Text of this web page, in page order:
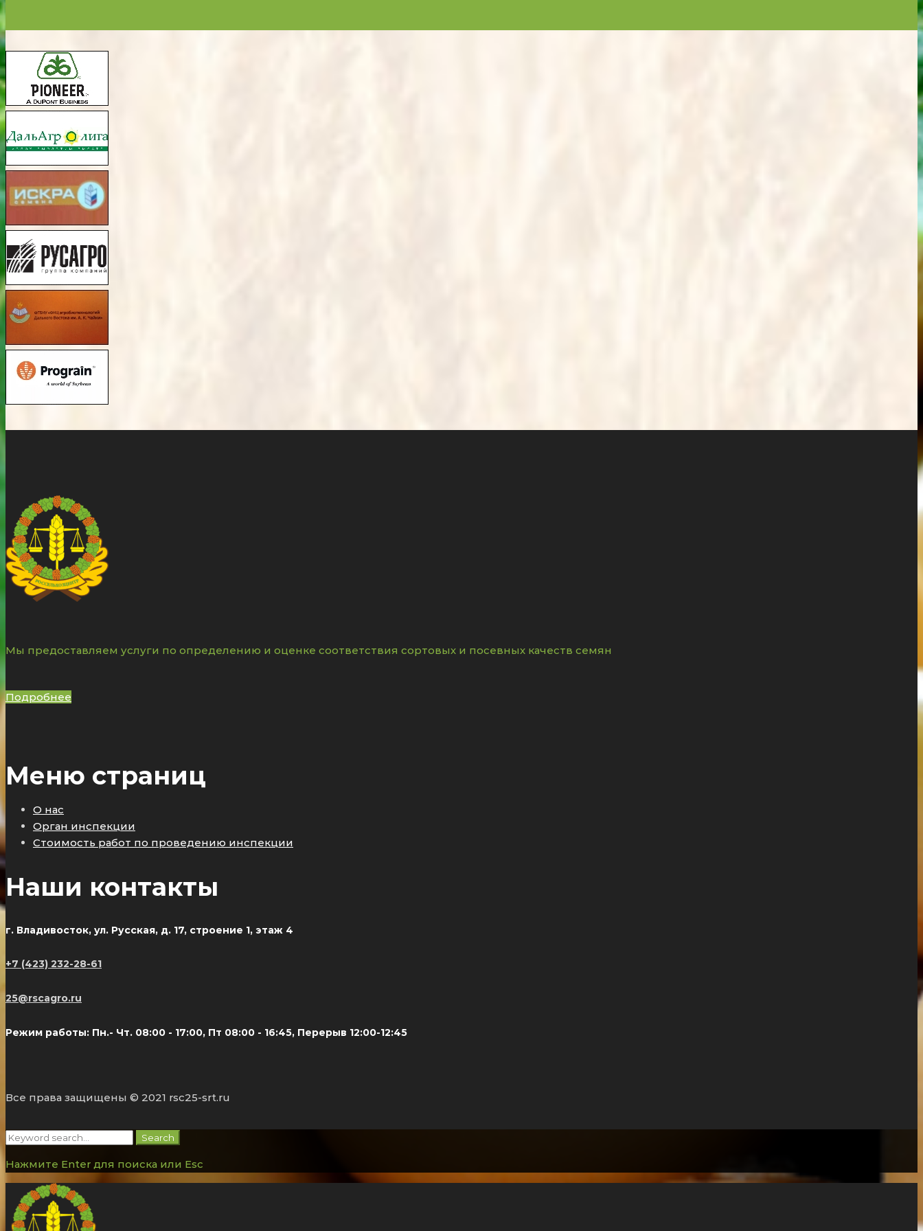
Мы предоставляем услуги по определению и оценке соответствия сортовых и посевных качеств семян
Подробнее
Меню страниц
О нас
Орган инспекции
Стоимость работ по проведению инспекции
Наши контакты
г. Владивосток, ул. Русская, д. 17, строение 1, этаж 4
+7 (423) 232-28-61
25@rscagro.ru
Режим работы: Пн.- Чт. 08:00 - 17:00, Пт 08:00 - 16:45, Перерыв 12:00-12:45
Все права защищены © 2021 rsc25-srt.ru
Search
Search
Нажмите Enter для поиска или Esc